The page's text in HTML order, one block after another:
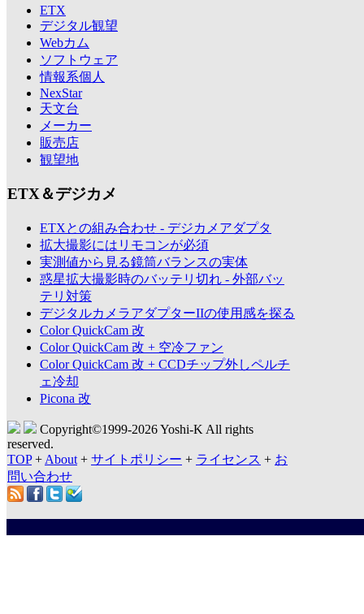
ETX
デジタル観望
Webカム
ソフトウェア
情報系個人
NexStar
天文台
メーカー
販売店
観望地
ETX＆デジカメ
ETXとの組み合わせ - デジカメアダプタ
拡大撮影にはリモコンが必須
実測値から見る鏡筒バランスの実体
惑星拡大撮影時のバッテリ切れ - 外部バッ
テリ対策
デジタルカメラアダプターIIの使用感を探る
Color QuickCam 改
Color QuickCam 改 + 空冷ファン
Color QuickCam 改 + CCDチップ外しペルチ
ェ冷却
Picona 改
Copyright©1999-2026 Yoshi-K All rights
reserved.
TOP+ About + サイトポリシー + ライセンス + お
問い合わせ